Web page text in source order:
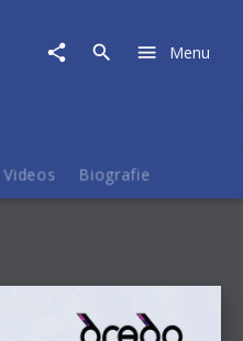
Menu
Videos Biografie